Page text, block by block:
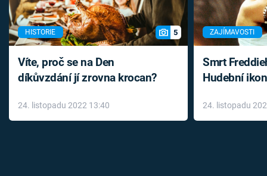
HISTORIE 5
Víte, proč se na Den
díkůvzdání jí zrovna krocan?
24. listopadu 2022 13:40
ZAJÍMAVOSTI
Smrt
Hudební
léky
24. listopadu